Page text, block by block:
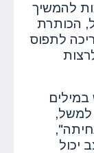
להמשיך
הכותרת
לתפוס
למשל,
יכול